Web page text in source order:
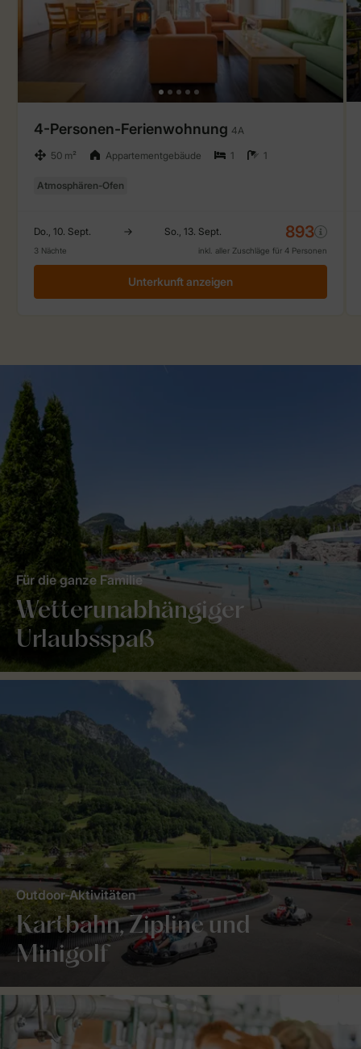
Wetterunabhängiger
Urlaubsspaß
Für die ganze Familie
Kartbahn, Zipline und
Minigolf
Outdoor-Aktivitäten